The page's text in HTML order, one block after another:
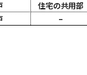
住宅の共用部
–